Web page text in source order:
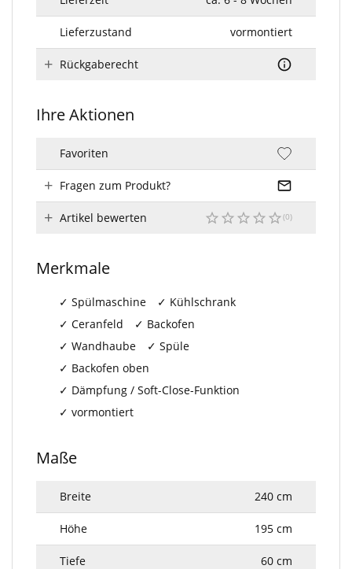
Lieferzustand vormontiert
Rückgaberecht
Ihre Aktionen
Favoriten
Fragen zum Produkt?
Artikel bewerten
Merkmale
Spülmaschine
Kühlschrank
Ceranfeld
Backofen
Wandhaube
Spüle
Backofen oben
Dämpfung / Soft-Close-Funktion
vormontiert
Maße
Breite 240 cm
Höhe 195 cm
Tiefe 60 cm